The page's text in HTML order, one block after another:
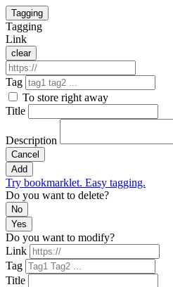
Tagging
Tagging
Link
clear
Tag
To store right away
Title
Description
Cancel
Add
Try bookmarklet. Easy tagging.
Do you want to delete?
No
Yes
Do you want to modify?
Link
Tag
Title